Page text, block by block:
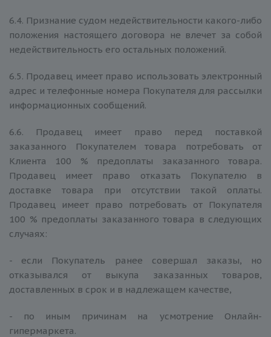
6.4. Признание судом недействительности какого-либо
положения настоящего договора не влечет за собой
недействительность его остальных положений.
6.5. Продавец имеет право использовать электронный
адрес и телефонные номера Покупателя для рассылки
информационных сообщений.
6.6. Продавец имеет право перед поставкой
заказанного Покупателем товара потребовать от
Клиента 100 % предоплаты заказанного товара.
Продавец имеет право отказать Покупателю в
доставке товара при отсутствии такой оплаты.
Продавец имеет право потребовать от Покупателя
100 % предоплаты заказанного товара в следующих
случаях:
- если Покупатель ранее совершал заказы, но
отказывался от выкупа заказанных товаров,
доставленных в срок и в надлежащем качестве,
- по иным причинам на усмотрение Онлайн-
гипермаркета.